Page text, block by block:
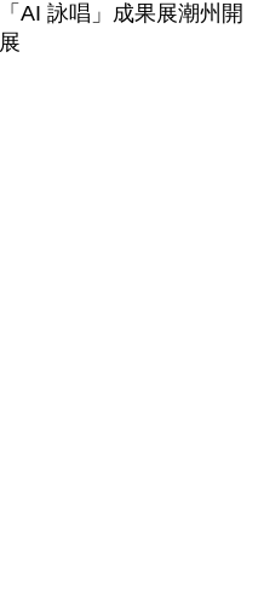
「AI 詠唱」成果展潮州開
展